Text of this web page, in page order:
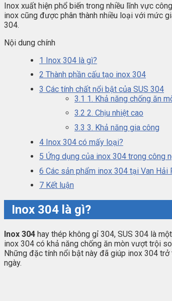
Inox xuất hiện phổ biến trong nhiều lĩnh vực
inox cũng được phân thành nhiều loại với mức
304.
Nội dung chính
1 Inox 304 là gì?
2 Thành phần cấu tạo inox 304
3 Các tính chất nổi bật của SUS 304
3.1 1. Khả năng chống ăn
3.2 2. Chịu nhiệt cao
3.3 3. Khả năng gia công
4 Inox 304 có mấy loại?
5 Ứng dụng của inox 304 trong công
6 Các sản phẩm inox 304 tại Van Hải
7 Kết luận
Inox 304 là gì?
Inox 304 hay thép không gỉ 304, SUS 304 là
inox 304 có khả năng chống ăn mòn vượt trội
Những đặc tính nổi bật này đã giúp inox 304
ngày.